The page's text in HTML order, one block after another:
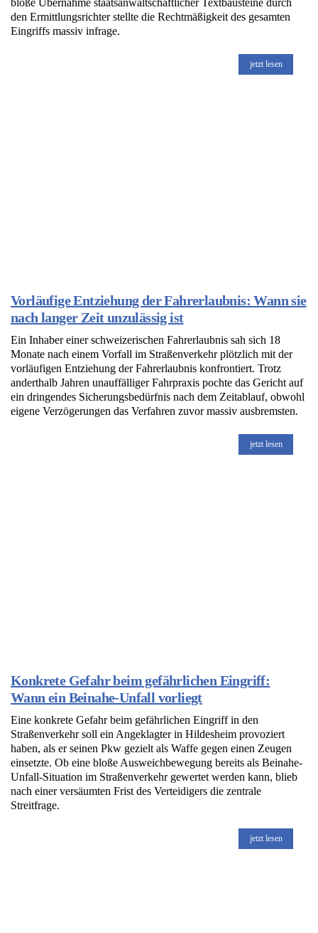
den Ermittlungsrichter stellte die Rechtmäßigkeit des gesamten
Eingriffs massiv infrage.
jetzt lesen
Vorläufige Entziehung der Fahrerlaubnis: Wann sie
nach langer Zeit unzulässig ist
Ein Inhaber einer schweizerischen Fahrerlaubnis sah sich 18
Monate nach einem Vorfall im Straßenverkehr plötzlich mit der
vorläufigen Entziehung der Fahrerlaubnis konfrontiert. Trotz
anderthalb Jahren unauffälliger Fahrpraxis pochte das Gericht auf
ein dringendes Sicherungsbedürfnis nach dem Zeitablauf, obwohl
eigene Verzögerungen das Verfahren zuvor massiv ausbremsten.
jetzt lesen
Konkrete Gefahr beim gefährlichen Eingriff:
Wann ein Beinahe-Unfall vorliegt
Eine konkrete Gefahr beim gefährlichen Eingriff in den
Straßenverkehr soll ein Angeklagter in Hildesheim provoziert
haben, als er seinen Pkw gezielt als Waffe gegen einen Zeugen
einsetzte. Ob eine bloße Ausweichbewegung bereits als Beinahe-
Unfall-Situation im Straßenverkehr gewertet werden kann, blieb
nach einer versäumten Frist des Verteidigers die zentrale
Streitfrage.
jetzt lesen